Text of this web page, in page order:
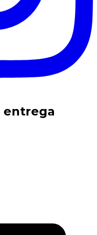
entrega